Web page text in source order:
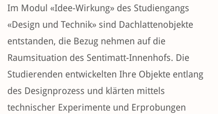
Im Modul «Idee-Wirkung» des Studiengangs
«Design und Technik» sind Dachlattenobjekte
entstanden, die Bezug nehmen auf die
Raumsituation des Sentimatt-Innenhofs. Die
Studierenden entwickelten Ihre Objekte entlang
des Designprozess und klärten mittels
technischer Experimente und Erprobungen